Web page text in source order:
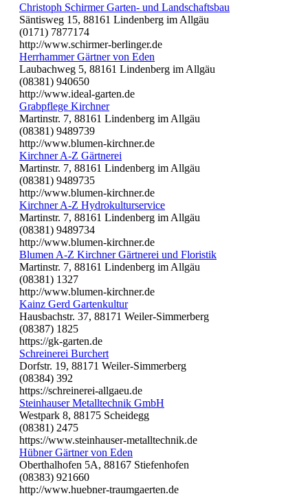
Christoph Schirmer Garten- und Landschaftsbau
Säntisweg 15, 88161 Lindenberg im Allgäu
(0171) 7877174
http://www.schirmer-berlinger.de
Herrhammer Gärtner von Eden
Laubachweg 5, 88161 Lindenberg im Allgäu
(08381) 940650
http://www.ideal-garten.de
Grabpflege Kirchner
Martinstr. 7, 88161 Lindenberg im Allgäu
(08381) 9489739
http://www.blumen-kirchner.de
Kirchner A-Z Gärtnerei
Martinstr. 7, 88161 Lindenberg im Allgäu
(08381) 9489735
http://www.blumen-kirchner.de
Kirchner A-Z Hydrokulturservice
Martinstr. 7, 88161 Lindenberg im Allgäu
(08381) 9489734
http://www.blumen-kirchner.de
Blumen A-Z Kirchner Gärtnerei und Floristik
Martinstr. 7, 88161 Lindenberg im Allgäu
(08381) 1327
http://www.blumen-kirchner.de
Kainz Gerd Gartenkultur
Hausbachstr. 37, 88171 Weiler-Simmerberg
(08387) 1825
https://gk-garten.de
Schreinerei Burchert
Dorfstr. 19, 88171 Weiler-Simmerberg
(08384) 392
https://schreinerei-allgaeu.de
Steinhauser Metalltechnik GmbH
Westpark 8, 88175 Scheidegg
(08381) 2475
https://www.steinhauser-metalltechnik.de
Hübner Gärtner von Eden
Oberthalhofen 5A, 88167 Stiefenhofen
(08383) 921660
http://www.huebner-traumgaerten.de